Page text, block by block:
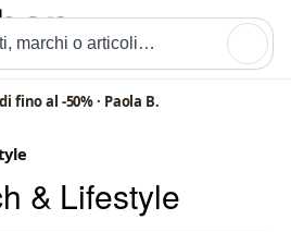
fino al -50% · Paola B.
& Lifestyle